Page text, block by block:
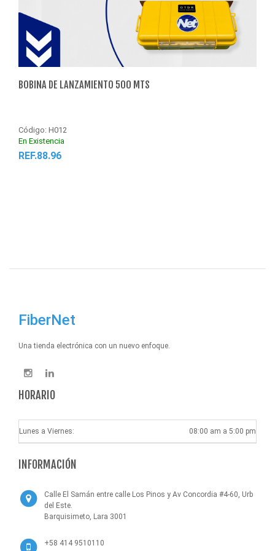
BOBINA DE LANZAMIENTO 500 MTS
Código: H012
En Existencia
REF.88.96
FiberNet
Una tienda electrónica con un nuevo enfoque.
HORARIO
Lunes a Viernes: 08:00 am a 5:00 pm
INFORMACIÓN
Calle El Samán entre calle Los Pinos y Av Concordia #4-60, Urb
del Este.
Barquisimeto, Lara 3001
+58 414 9510110